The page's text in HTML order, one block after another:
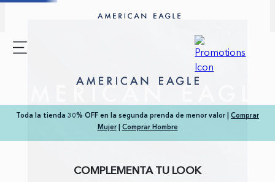
Toda la tienda 30% OFF en la segunda prenda de menor valor | Comprar
Mujer| Comprar Hombre
COMPLEMENTA TU LOOK